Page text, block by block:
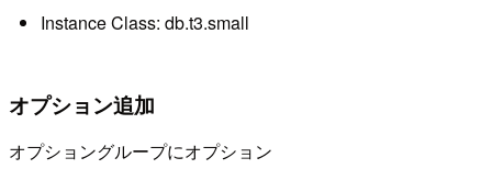
Instance Class: db.t3.small
オプション追加
オプショングループにオプション